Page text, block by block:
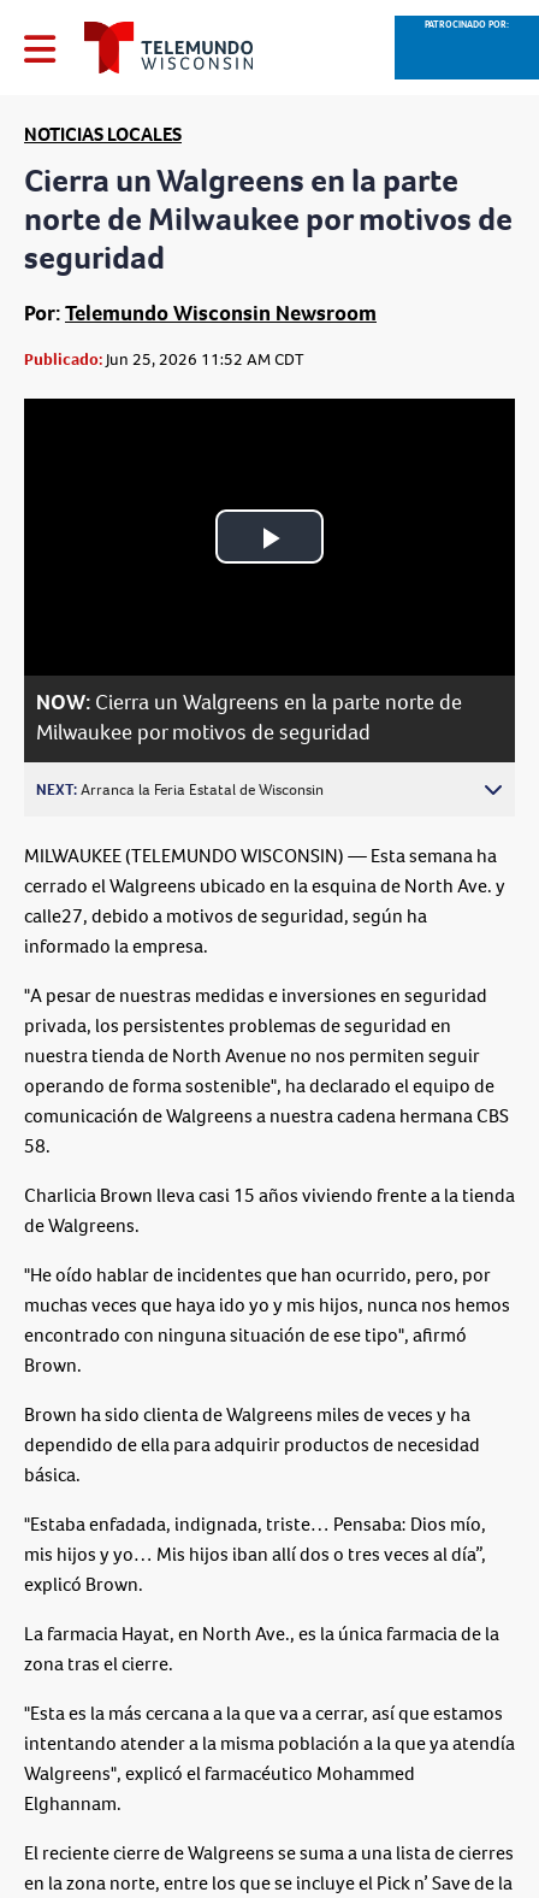
PATROCINADO POR:
NOTICIAS LOCALES
Cierra un Walgreens en la parte
norte de Milwaukee por motivos de
seguridad
Por:Telemundo Wisconsin Newsroom
Publicado:Jun 25, 2026 11:52 AM CDT
Play
NOW: Cierra un Walgreens en la parte norte de
Milwaukee por motivos de seguridad
NEXT:Arranca la Feria Estatal de Wisconsin
MILWAUKEE (TELEMUNDO WISCONSIN) — Esta semana ha
cerrado el Walgreens ubicado en la esquina de North Ave. y
calle27, debido a motivos de seguridad, según ha
informado la empresa.
"A pesar de nuestras medidas e inversiones en seguridad
privada, los persistentes problemas de seguridad en
nuestra tienda de North Avenue no nos permiten seguir
operando de forma sostenible", ha declarado el equipo de
comunicación de Walgreens a nuestra cadena hermana CBS
58.
Charlicia Brown lleva casi 15 años viviendo frente a la tienda
de Walgreens.
"He oído hablar de incidentes que han ocurrido, pero, por
muchas veces que haya ido yo y mis hijos, nunca nos hemos
encontrado con ninguna situación de ese tipo", afirmó
Brown.
Brown ha sido clienta de Walgreens miles de veces y ha
dependido de ella para adquirir productos de necesidad
básica.
"Estaba enfadada, indignada, triste… Pensaba: Dios mío,
mis hijos y yo… Mis hijos iban allí dos o tres veces al día”,
explicó Brown.
La farmacia Hayat, en North Ave., es la única farmacia de la
zona tras el cierre.
"Esta es la más cercana a la que va a cerrar, así que estamos
intentando atender a la misma población a la que ya atendía
Walgreens", explicó el farmacéutico Mohammed
Elghannam.
El reciente cierre de Walgreens se suma a una lista de cierres
en la zona norte, entre los que se incluye el Pick n’ Save de la